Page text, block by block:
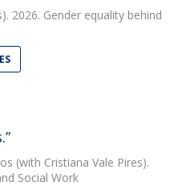
2026. Gender equality behind
(with Cristiana Vale Pires).
Social Work